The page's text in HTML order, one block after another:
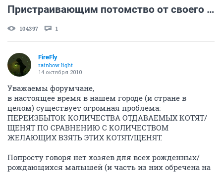
Пристраивающим потомство от своего питомца!!!
104397 1
FireFly
rainbow light
14 октября 2010
Уважаемы форумчане,
в настоящее время в нашем городе (и стране в
целом) существует огромная проблема:
ПЕРЕИЗБЫТОК КОЛИЧЕСТВА ОТДАВАЕМЫХ КОТЯТ/
ЩЕНЯТ ПО СРАВНЕНИЮ С КОЛИЧЕСТВОМ
ЖЕЛАЮЩИХ ВЗЯТЬ ЭТИХ КОТЯТ/ЩЕНЯТ.
Попросту говоря нет хозяев для всех рожденных/
рождающихся малышей (и часть из них обречена на